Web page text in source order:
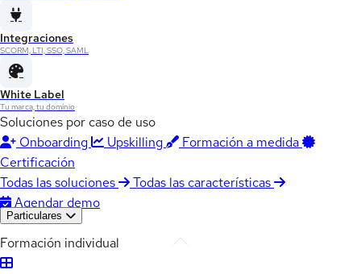
Integraciones
SCORM, LTI, SSO, SAML
White Label
Tu marca, tu dominio
Soluciones por caso de uso
Onboarding
Upskilling
Formación a medida
Certificación
Todas las soluciones
Todas las características
Agendar demo
Particulares
Formación individual